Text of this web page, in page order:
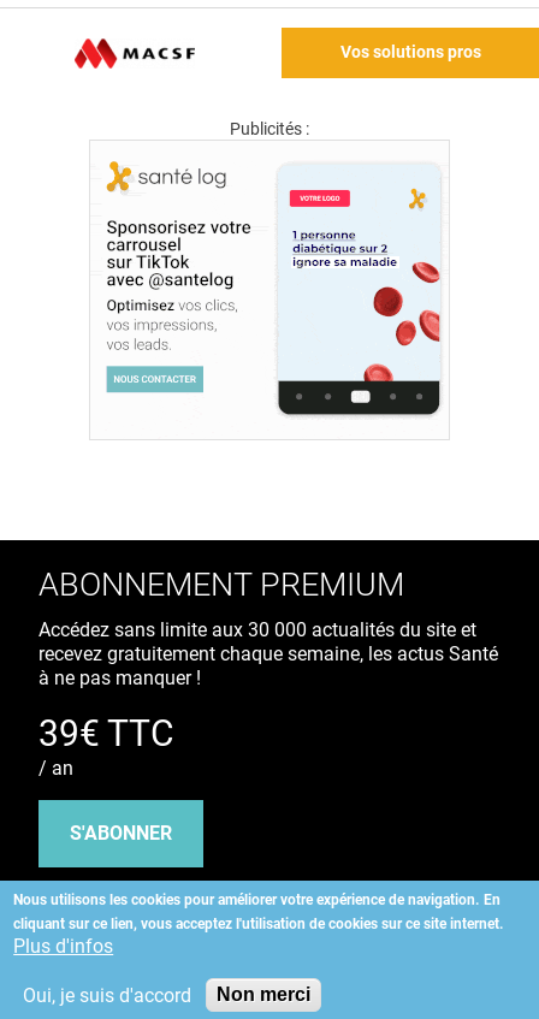
Vos solutions pros
Publicités :
Nous utilisons les cookies pour améliorer votre expérience de navigation. En
cliquant sur ce lien, vous acceptez l'utilisation de cookies sur ce site internet.
Plus d'infos
Oui, je suis d'accord Non merci
ABONNEMENT PREMIUM
Accédez sans limite aux 30 000 actualités du site et
recevez gratuitement chaque semaine, les actus Santé
à ne pas manquer !
39€ TTC
/ an
S'ABONNER
Copyright©2026 ALLIEDHEALTH
KAURIWEB